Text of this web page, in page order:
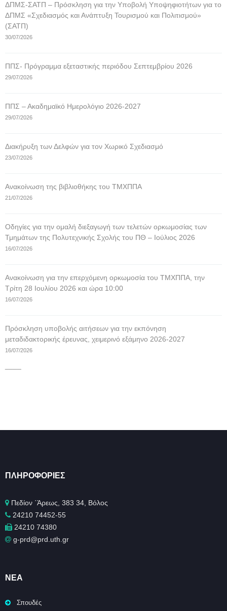
ΔΠΜΣ-ΣΑΤΠ – Πρόσκληση για την Υποβολή Υποψηφιοτήτων για το
ΔΠΜΣ «Σχεδιασμός και Ανάπτυξη Τουρισμού και Πολιτισμού»
(ΣΑΤΠ)
30/07/2026
ΠΠΣ- Πρόγραμμα εξεταστικής περιόδου Σεπτεμβρίου 2026
29/07/2026
ΠΠΣ – Ακαδημαϊκό Ημερολόγιο 2026-2027
29/07/2026
Διακήρυξη των Δελφών για τον Χωρικό Σχεδιασμό
23/07/2026
Ανακοίνωση της βιβλιοθήκης του ΤΜΧΠΠΑ
21/07/2026
Οδηγίες για την ομαλή διεξαγωγή των τελετών ορκωμοσίας των
Τμημάτων της Πολυτεχνικής Σχολής του ΠΘ – Ιούλιος 2026
16/07/2026
Ανακοίνωση για την επερχόμενη ορκωμοσία του ΤΜΧΠΠΑ, την
Τρίτη 28 Ιουλίου 2026 και ώρα 10:00
16/07/2026
Πρόσκληση υποβολής αιτήσεων για την εκπόνηση
μεταδιδακτορικής έρευνας, χειμερινό εξάμηνο 2026-2027
16/07/2026
ΠΛΗΡΟΦΟΡΊΕΣ
Πεδίον ΄Άρεως, 383 34, Βόλος
24210 74452-55
24210 74380
g-prd@prd.uth.gr
ΝΈΑ
Σπουδές